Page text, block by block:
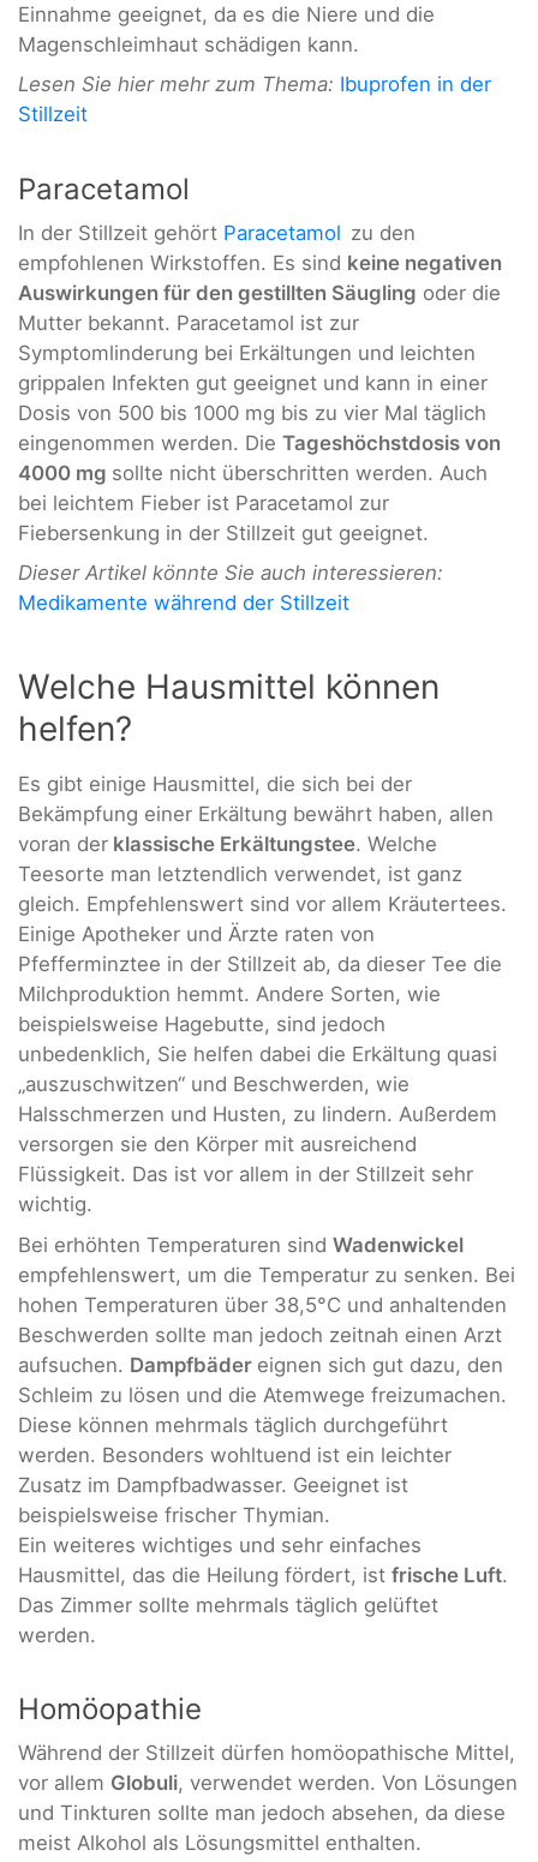
Einnahme geeignet, da es die Niere und die
Magenschleimhaut schädigen kann.
Lesen Sie hier mehr zum Thema: Ibuprofen in der
Stillzeit
Paracetamol
In der Stillzeit gehört Paracetamol zu den
empfohlenen Wirkstoffen. Es sind keine negativen
Auswirkungen für den gestillten Säugling oder die
Mutter bekannt. Paracetamol ist zur
Symptomlinderung bei Erkältungen und leichten
grippalen Infekten gut geeignet und kann in einer
Dosis von 500 bis 1000 mg bis zu vier Mal täglich
eingenommen werden. Die Tageshöchstdosis von
4000 mg sollte nicht überschritten werden. Auch
bei leichtem Fieber ist Paracetamol zur
Fiebersenkung in der Stillzeit gut geeignet.
Dieser Artikel könnte Sie auch interessieren:
Medikamente während der Stillzeit
Welche Hausmittel können
helfen?
Es gibt einige Hausmittel, die sich bei der
Bekämpfung einer Erkältung bewährt haben, allen
voran der klassische Erkältungstee. Welche
Teesorte man letztendlich verwendet, ist ganz
gleich. Empfehlenswert sind vor allem Kräutertees.
Einige Apotheker und Ärzte raten von
Pfefferminztee in der Stillzeit ab, da dieser Tee die
Milchproduktion hemmt. Andere Sorten, wie
beispielsweise Hagebutte, sind jedoch
unbedenklich, Sie helfen dabei die Erkältung quasi
„auszuschwitzen“ und Beschwerden, wie
Halsschmerzen und Husten, zu lindern. Außerdem
versorgen sie den Körper mit ausreichend
Flüssigkeit. Das ist vor allem in der Stillzeit sehr
wichtig.
Bei erhöhten Temperaturen sind Wadenwickel
empfehlenswert, um die Temperatur zu senken. Bei
hohen Temperaturen über 38,5°C und anhaltenden
Beschwerden sollte man jedoch zeitnah einen Arzt
aufsuchen. Dampfbäder eignen sich gut dazu, den
Schleim zu lösen und die Atemwege freizumachen.
Diese können mehrmals täglich durchgeführt
werden. Besonders wohltuend ist ein leichter
Zusatz im Dampfbadwasser. Geeignet ist
beispielsweise frischer Thymian.
Ein weiteres wichtiges und sehr einfaches
Hausmittel, das die Heilung fördert, ist frische Luft.
Das Zimmer sollte mehrmals täglich gelüftet
werden.
Homöopathie
Während der Stillzeit dürfen homöopathische Mittel,
vor allem Globuli, verwendet werden. Von Lösungen
und Tinkturen sollte man jedoch absehen, da diese
meist Alkohol als Lösungsmittel enthalten.